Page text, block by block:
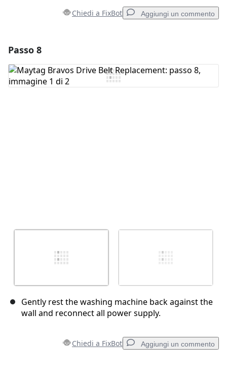
Chiedi a FixBot Aggiungi un commento
Aggiungi Commento
Passo 8
Gently rest the washing machine back against the
wall and reconnect all power supply.
Chiedi a FixBot Aggiungi un commento